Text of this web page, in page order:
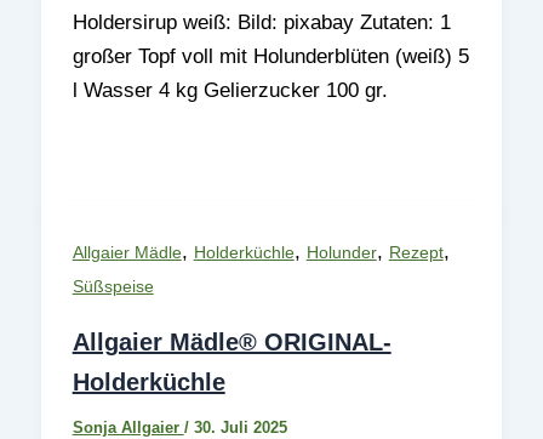
Holdersirup weiß: Bild: pixabay Zutaten: 1
großer Topf voll mit Holunderblüten (weiß) 5
l Wasser 4 kg Gelierzucker 100 gr.
Allgaier Mädle, Holderküchle, Holunder, Rezept,
Süßspeise
Allgaier Mädle® ORIGINAL-
Holderküchle
Sonja Allgaier / 30. Juli 2025